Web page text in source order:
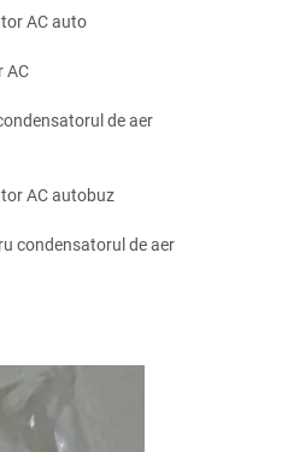
AC auto
AC
de aer
AC autobuz
condensatorul de aer